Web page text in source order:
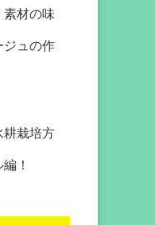
素材の味
ジュの作
耕栽培方
！